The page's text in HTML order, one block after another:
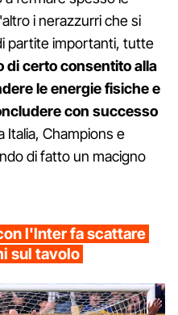
i nerazzurri che si
partite importanti, tutte
di certo consentito alla
le energie fisiche e
con successo
Italia, Champions e
di fatto un macigno
l'Inter fa scattare
sul tavolo